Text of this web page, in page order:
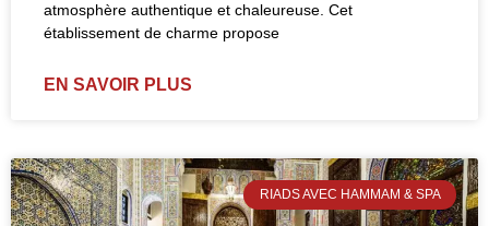
atmosphère authentique et chaleureuse. Cet
établissement de charme propose
EN SAVOIR PLUS
RIADS AVEC HAMMAM & SPA